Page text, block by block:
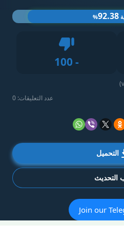
-
100
عدد التعليقات: 0
92.38
%
التحميل
التحديث